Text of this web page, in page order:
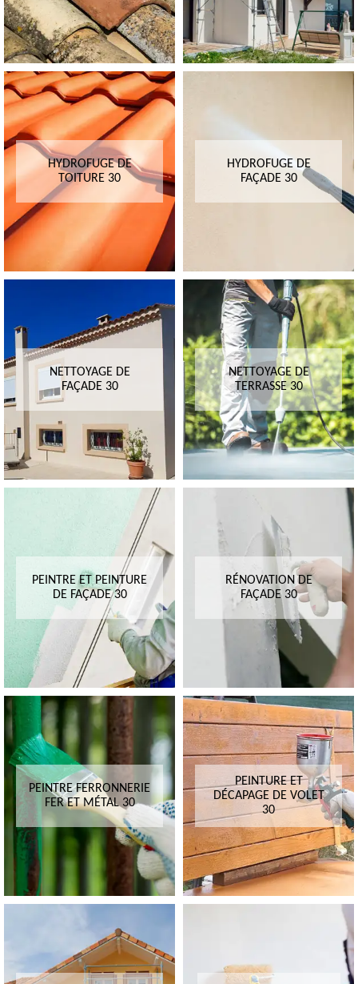
HYDROFUGE DE
TOITURE 30
HYDROFUGE DE
FAÇADE 30
NETTOYAGE DE
FAÇADE 30
NETTOYAGE DE
TERRASSE 30
PEINTRE ET PEINTURE
DE FAÇADE 30
RÉNOVATION DE
FAÇADE 30
PEINTRE FERRONNERIE
FER ET MÉTAL 30
PEINTURE ET
DÉCAPAGE DE VOLET
30